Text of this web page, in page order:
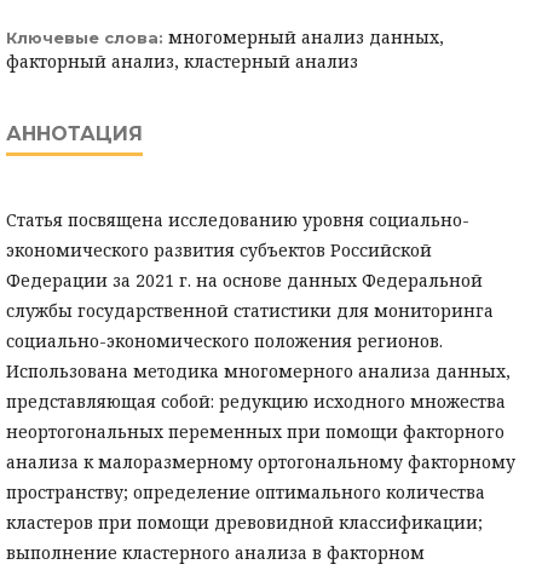
Ключевые слова: многомерный анализ данных,
факторный анализ, кластерный анализ
АННОТАЦИЯ
Статья посвящена исследованию уровня социально-
экономического развития субъектов Российской
Федерации за 2021 г. на основе данных Федеральной
службы государственной статистики для мониторинга
социально-экономического положения регионов.
Использована методика многомерного анализа данных,
представляющая собой: редукцию исходного множества
неортогональных переменных при помощи факторного
анализа к малоразмерному ортогональному факторному
пространству; определение оптимального количества
кластеров при помощи древовидной классификации;
выполнение кластерного анализа в факторном